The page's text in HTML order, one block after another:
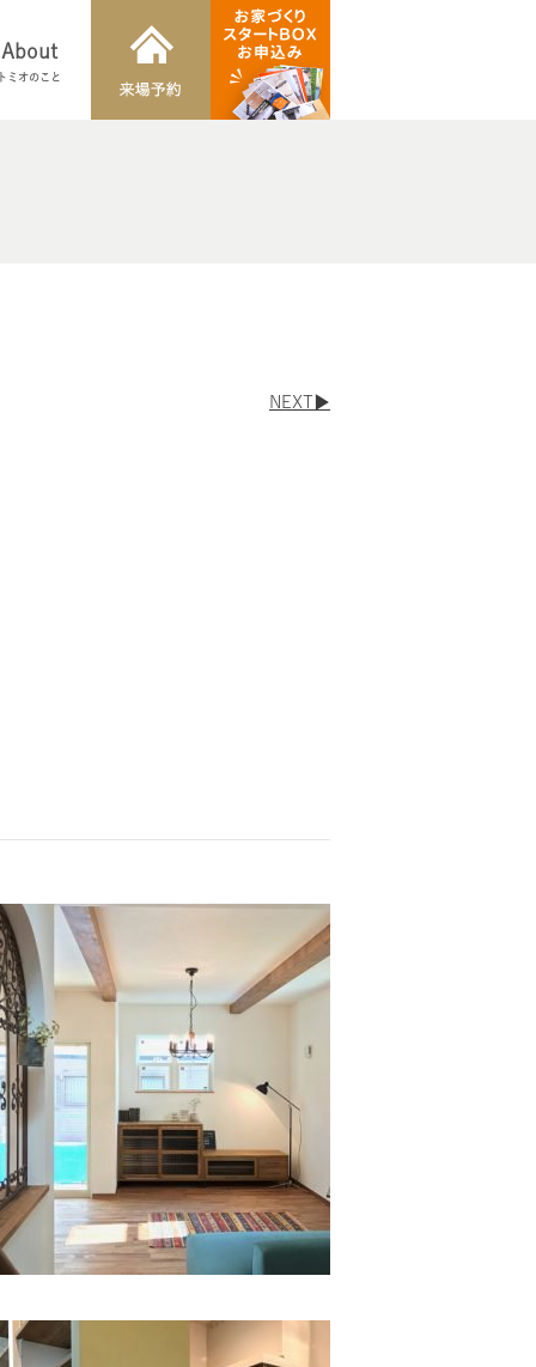
About
トミオのこと
NEXT▶︎